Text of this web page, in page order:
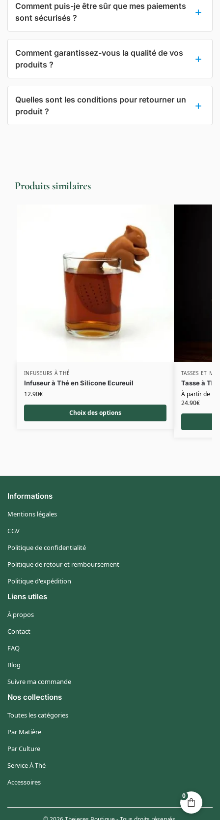
Comment puis-je être sûr que mes paiements
sont sécurisés ?
Comment garantissez-vous la qualité de vos
produits ?
Quelles sont les conditions pour retourner un
produit ?
Produits similaires
INFUSEURS À THÉ
Infuseur à Thé en Silicone Ecureuil
12.90€
Choix des options
TASSES ET
Tasse à
À partir de
24.90€
0
Informations
Mentions légales
CGV
Politique de confidentialité
Politique de retour et remboursement
Politique d'expédition
Liens utiles
À propos
Contact
FAQ
Blog
Suivre ma commande
Nos collections
Toutes les catégories
Par Matière
Par Culture
Service À Thé
Accessoires